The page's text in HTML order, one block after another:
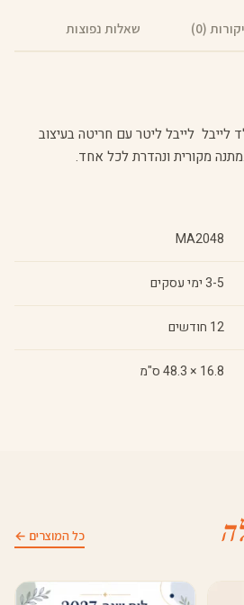
(0) שאלות נפוצות
לייבל לייבל ליטר עם חריטה בעיצוב
מקורית ונהדרת לכל אחד.
MA2048
3-5 ימי עסקים
12 חודשים
16.8 × 48.3 ס"מ
כל המוצרים ←